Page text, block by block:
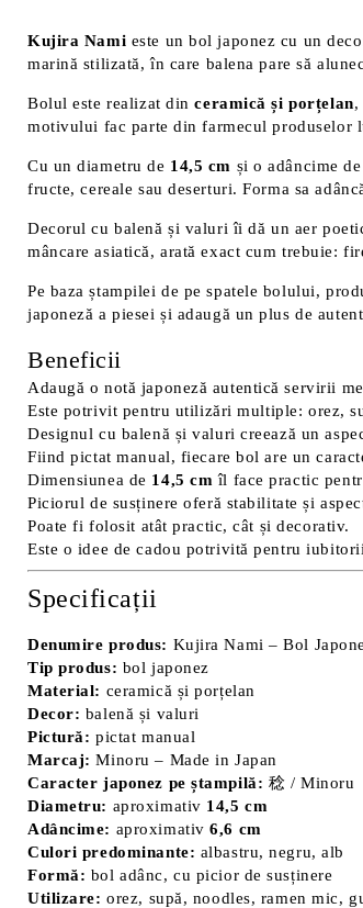
Kujira Nami este un bol japonez cu un
marină stilizată, în care balena pare să
Bolul este realizat dinceramică și porțelan,
motivului fac parte din farmecul produselor
Cu un diametru de 14,5 cm și o adâncime
fructe, cereale sau deserturi. Forma sa
Decorul cu balenă și valuri îi dă un aer
mâncare asiatică, arată exact cum trebuie:
Pe baza ștampilei de pe spatele bolului,
japoneză a piesei și adaugă un plus de
Beneficii
Adaugă o notă japoneză autentică servirii
Este potrivit pentru utilizări multiple: orez,
Designul cu balenă și valuri creează un
Fiind pictat manual, fiecare bol are un
Dimensiunea de 14,5 cm îl face practic
Piciorul de susținere oferă stabilitate și
Poate fi folosit atât practic, cât și decorativ.
Este o idee de cadou potrivită pentru
Specificații
Denumire produs: Kujira Nami – Bol
Tip produs: bol japonez
Material: ceramică și porțelan
Decor: balenă și valuri
Pictură: pictat manual
Marcaj: Minoru – Made in Japan
Caracter japonez pe ștampilă: 稔 / Minoru
Diametru: aproximativ 14,5 cm
Adâncime: aproximativ6,6 cm
Culori predominante: albastru, negru, alb
Formă: bol adânc, cu picior de susținere
Utilizare: orez, supă, noodles, ramen mic,